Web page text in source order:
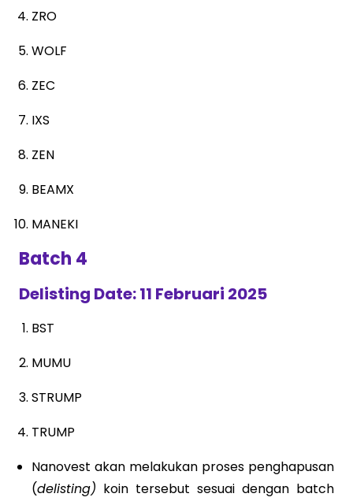
ZRO
WOLF
ZEC
IXS
ZEN
BEAMX
MANEKI
Batch 4
Delisting Date: 11 Februari 2025
BST
MUMU
STRUMP
TRUMP
Nanovest akan melakukan proses penghapusan
(delisting) koin tersebut sesuai dengan batch